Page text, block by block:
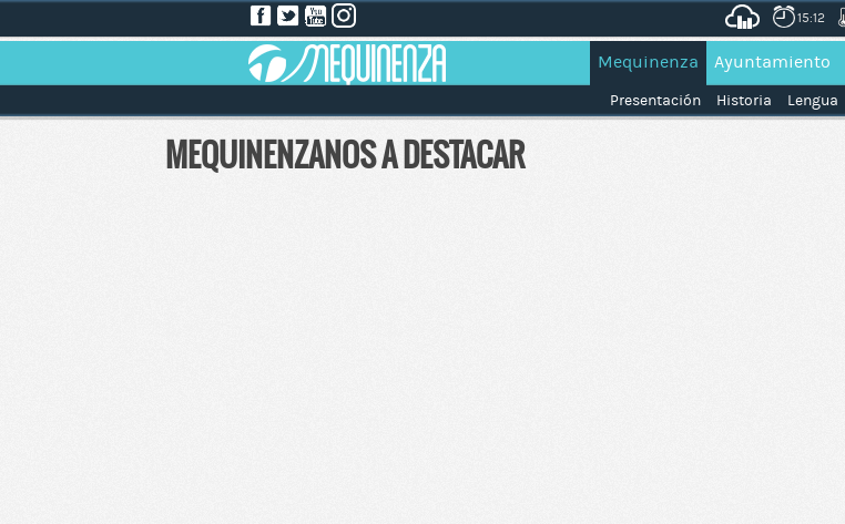
15:12
Mequinenza Ayuntamiento
Presentación Historia Lengua
MEQUINENZANOS A DESTACAR